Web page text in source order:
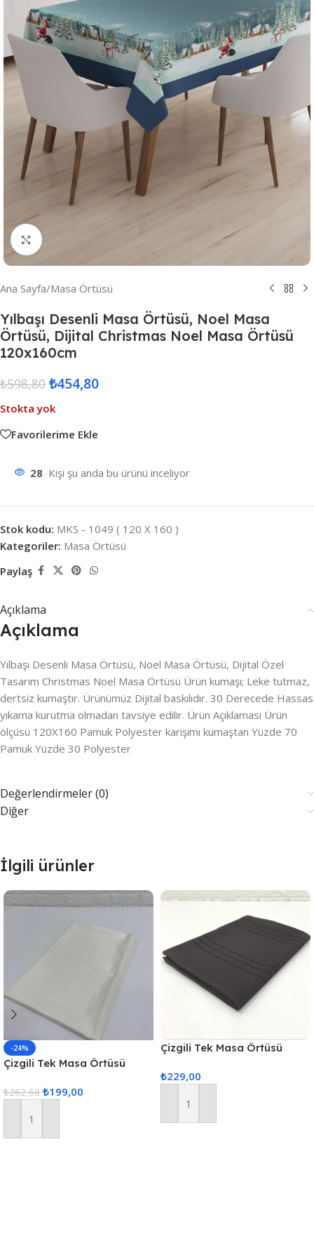
Resmi Büyüt
Ana Sayfa/Masa Örtüsü
Yılbaşı Desenli Masa Örtüsü, Noel Masa
Örtüsü, Dijital Christmas Noel Masa Örtüsü
120x160cm
₺598,80 ₺454,80
Stokta yok
Favorilerime Ekle
28 Kişi şu anda bu ürünü inceliyor
Stok kodu: MKS - 1049 ( 120 X 160 )
Kategoriler: Masa Örtüsü
Paylaş
Açıklama
Açıklama
Yılbaşı Desenli Masa Örtüsü, Noel Masa Örtüsü, Dijital Özel
Tasarım Christmas Noel Masa Örtüsü Ürün kumaşı; Leke tutmaz,
dertsiz kumaştır. Ürünümüz Dijital baskılıdır. 30 Derecede Hassas
yıkama kurutma olmadan tavsiye edilir. Ürün Açıklaması Ürün
ölçüsü 120X160 Pamuk Polyester karışımı kumaştan Yüzde 70
Pamuk Yüzde 30 Polyester
Değerlendirmeler (0)
Diğer
İlgili ürünler
-24%
Çizgili Tek Masa Örtüsü
₺262,68 ₺199,00
Sepete Ekle
Çizgili Tek Masa Örtüsü
₺229,00
Sepete Ekle